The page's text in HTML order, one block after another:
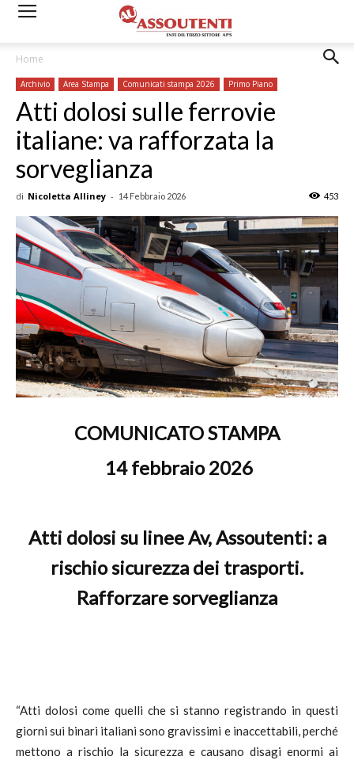
Home
Archivio Area Stampa Comunicati stampa 2026 Primo Piano
Atti dolosi sulle ferrovie
italiane: va rafforzata la
sorveglianza
di Nicoletta Alliney - 14 Febbraio 2026 453
COMUNICATO STAMPA
14 febbraio 2026
Atti dolosi su linee Av, Assoutenti: a
rischio sicurezza dei trasporti.
Rafforzare sorveglianza
“Atti dolosi come quelli che si stanno registrando in questi
giorni sui binari italiani sono gravissimi e inaccettabili, perché
mettono a rischio la sicurezza e causano disagi enormi ai